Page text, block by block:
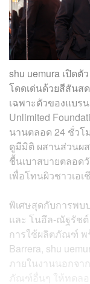
shu uemura เปิดตั
โดดเด่นด้วยสีสันส
เฉพาะตัวของแบร
Unlimited
นานตลอด 24 ชั่วโ
ดูมีมิติ ผสานส่วนผ
ชื้นเบาสบายตลอด
เพื่อโทนผิวชาวเอเ
พิเศษสุดกับการพบ
และ โนอึล-ณัฐรัช
การใช้ผลิตภัณฑ์ พ
Barrera, shu
ภายในงานนอกจา
ภัณฑ์อื่นๆ ให้ทดลอ